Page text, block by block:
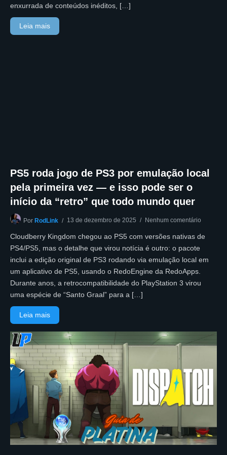
enxurrada de conteúdos inéditos, […]
Leia mais
PS5 roda jogo de PS3 por emulação local
pela primeira vez — e isso pode ser o
início da “retro” que todo mundo quer
Por RodLink 13 de dezembro de 2025 Nenhum comentário
Cloudberry Kingdom chegou ao PS5 com versões nativas de
PS4/PS5, mas o detalhe que virou notícia é outro: o pacote
inclui a edição original de PS3 rodando via emulação local em
um aplicativo de PS5, usando o RedoEngine da RedoApps.
Durante anos, a retrocompatibilidade do PlayStation 3 virou
uma espécie de “Santo Graal” para a […]
Leia mais